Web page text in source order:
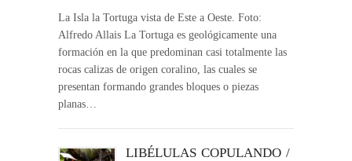
La Isla la Tortuga vista de Este a Oeste. Foto:
Alfredo Allais La Tortuga es geológicamente una
formación en la que predominan casi totalmente las
rocas calizas de origen coralino, las cuales se
presentan formando grandes bloques o piezas
planas…
LIBÉLULAS COPULANDO /